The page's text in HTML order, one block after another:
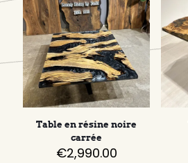
Table en résine noire
carrée
€2,990.00